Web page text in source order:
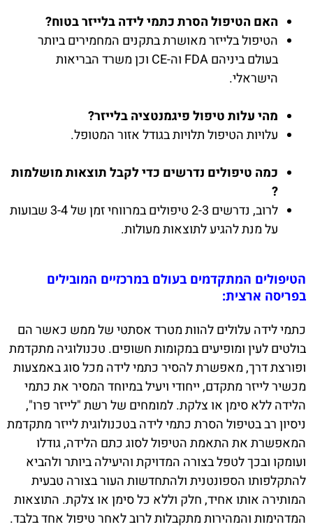
האם הטיפול הסרת כתמי לידה בלייזר בטוח?
הטיפול בלייזר מאושרת בתקנים המחמירים ביותר
בעולם ביניהם FDA וה-CE וכן משרד הבריאות
הישראלי.
מהי עלות טיפול פיגמנטציה בלייזר?
עלויות הטיפול תלויות בגודל אזור המטופל.
כמה טיפולים נדרשים כדי לקבל תוצאות מושלמות
?
לרוב, נדרשים 2-3 טיפולים במרווחי זמן של 3-4 שבועות
על מנת להגיע לתוצאות מעולות.
הטיפולים המתקדמים בעולם במרכזיים המובילים
בפריסה ארצית:
כתמי לידה עלולים להוות מטרד אסתטי של ממש כאשר הם
בולטים לעין ומופיעים במקומות חשופים. טכנולוגיה מתקדמת
ופורצת דרך, מאפשרת להסיר כתמי לידה מכל סוג באמצעות
מכשיר לייזר מתקדם, ייחודי ויעיל במיוחד המסיר את כתמי
הלידה ללא סימן או צלקת. למומחים של רשת "לייזר פרו",
ניסיון רב בטיפול הסרת כתמי לידה בטכנולוגית לייזר מתקדמת
המאפשרת את התאמת הטיפול לסוג כתם הלידה, גודלו
ועומקו ובכך לטפל בצורה המדויקת והיעילה ביותר ולהביא
להתקלפותו הספונטנית ולהתחדשות העור בצורה טבעית
המותירה אותו אחיד, חלק וללא כל סימן או צלקת. התוצאות
המדהימות והמהירות מתקבלות לרוב לאחר טיפול אחד בלבד.